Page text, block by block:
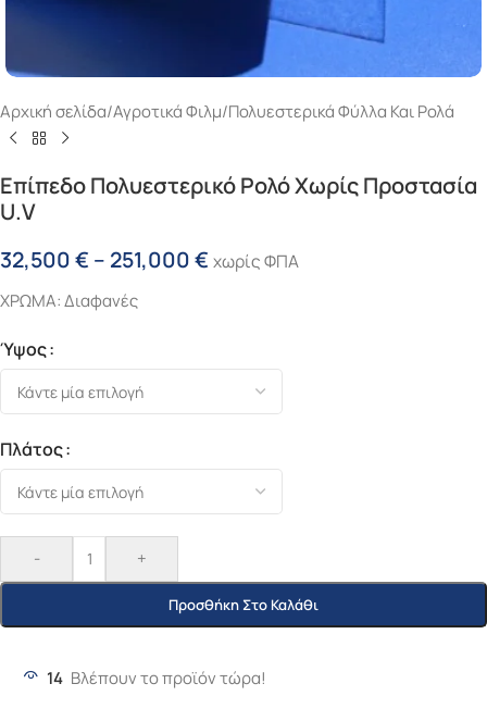
Αρχική σελίδα/Αγροτικά Φιλμ/Πολυεστερικά Φύλλα Και Ρολά
Επίπεδο Πολυεστερικό Ρολό Χωρίς Προστασία
U.V
32,500€ – 251,000€ χωρίς ΦΠΑ
ΧΡΩΜΑ: Διαφανές
Ύψος
Πλάτος
- +
Προσθήκη Στο Καλάθι
14 Βλέπουν το προϊόν τώρα!